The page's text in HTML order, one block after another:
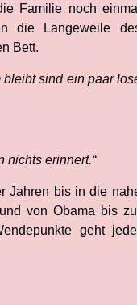
Familie noch einmal
die Langeweile
Bett.
bleibt sind ein paar
nichts erinnert.“
Jahren bis in die
von Obama bis
geht